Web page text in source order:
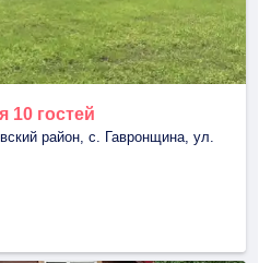
10 гостей
район, с. Гавронщина, ул.